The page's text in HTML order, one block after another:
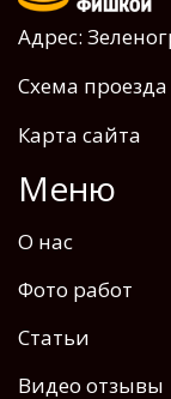
Адрес:
Схема проезда
Карта сайта
Меню
О нас
Фото работ
Статьи
Видео отзывы